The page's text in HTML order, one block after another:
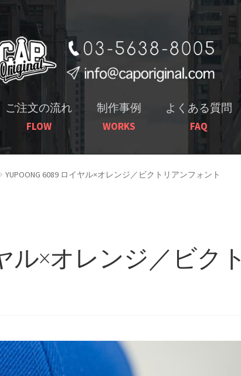
ビ
ー
ョ
へ
ッ
ン
ン
へ
キ
ご注文の流れ
FLOW
制作事例
WORKS
よくある質問
FAQ
YUPOONG 6089 ロイヤル×オレンジ／ビクトリアンフォント
ル×オレンジ／ビクト